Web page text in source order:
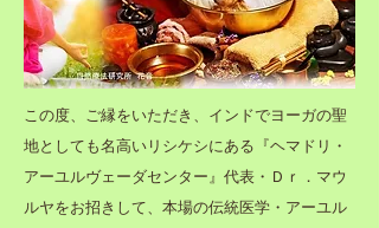
この度、ご縁をいただき、インドでヨーガの聖
地としても名高いリシケシにある『ヘマドリ・
アーユルヴェーダセンター』代表・Ｄｒ．マウ
ルヤをお招きして、本場の伝統医学・アーユル